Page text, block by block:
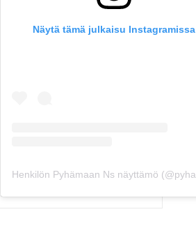
Näytä tämä julkaisu Instagramissa